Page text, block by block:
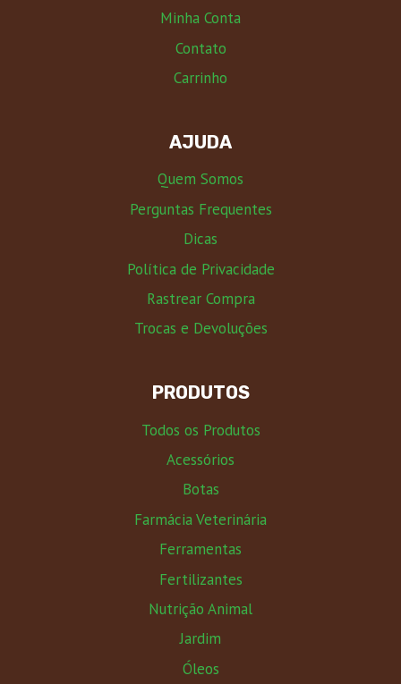
Minha Conta
Contato
Carrinho
AJUDA
Quem Somos
Perguntas Frequentes
Dicas
Política de Privacidade
Rastrear Compra
Trocas e Devoluções
PRODUTOS
Todos os Produtos
Acessórios
Botas
Farmácia Veterinária
Ferramentas
Fertilizantes
Nutrição Animal
Jardim
Óleos